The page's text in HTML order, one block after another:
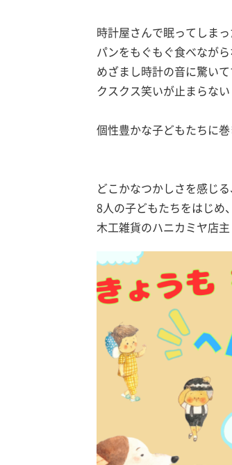
時計屋さんで眠ってしま
パンをもぐもぐ食べなが
めざまし時計の音に驚い
クスクス笑いが止まらな
個性豊かな子どもたちに
どこかなつかしさを感じ
8人の子どもたちをはじめ
木工雑貨のハニカミヤ店